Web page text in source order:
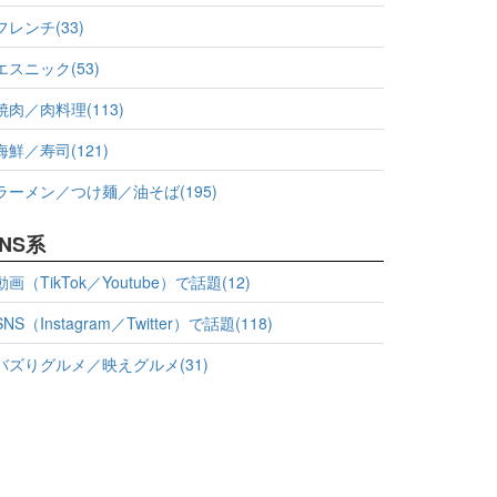
レンチ(33)
スニック(53)
肉／肉料理(113)
鮮／寿司(121)
ーメン／つけ麺／油そば(195)
系
画（TikTok／Youtube）で話題(12)
（Instagram／Twitter）で話題(118)
ズりグルメ／映えグルメ(31)